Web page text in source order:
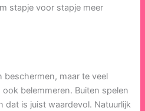
stapje voor stapje meer
beschermen, maar te veel
belemmeren. Buiten spelen
dat is juist waardevol. Natuurlijk